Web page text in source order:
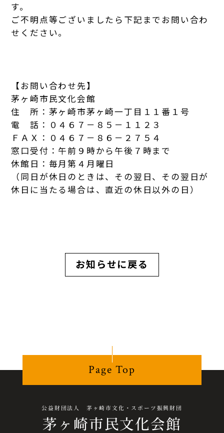
す。
ご不明点等ございましたら下記までお問い合わ
せください。
【お問い合わせ先】
茅ヶ崎市民文化会館
住 所：茅ヶ崎市茅ヶ崎一丁目１１番１号
電 話：０４６７－８５－１１２３
ＦＡＸ：０４６７－８６－２７５４
窓口受付：午前９時から午後７時まで
休館日：毎月第４月曜日
（同日が休日のときは、その翌日、その翌日が
休日に当たる場合は、直近の休日以外の日）
お知らせに戻る
Page Top
公益財団法人 茅ヶ崎市文化・スポーツ振興財団
茅ヶ崎市民文化会館